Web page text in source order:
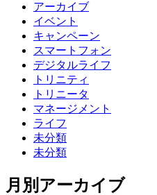
アーカイブ
イベント
キャンペーン
スマートフォン
デジタルライフ
トリニティ
トリニータ
マネージメント
ライフ
未分類
未分類
月別アーカイブ